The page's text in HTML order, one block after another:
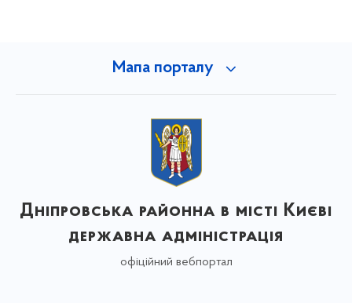
Мапа порталу
Дніпровська районна в місті Києві
державна адміністрація
офіційний вебпортал